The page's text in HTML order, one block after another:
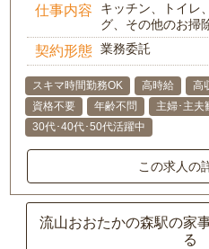
仕事内容
キッチン、トイレ
グ、その他のお掃
契約形態 業務委託
スキマ時間勤務OK 高時給 高
資格不要
年齢不問 主婦･主夫
30代･40代･50代活躍中
この求人の
流山おおたかの森駅の家
る